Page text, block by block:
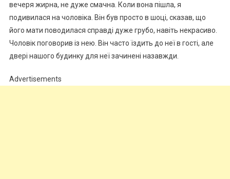
вечеря жирна, не дуже смачна. Коли вона пішла, я
подивилася на чоловіка. Він був просто в шоці, сказав, що
його мати поводилася справді дуже грубо, навіть некрасиво.
Чоловік поговорив із нею. Він часто їздить до неї в гості, але
двері нашого будинку для неї зачинені назавжди.
Advertisements